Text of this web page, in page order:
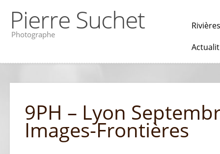
Pierre Suchet
Photographe
9PH – Lyon
Images-Frontières